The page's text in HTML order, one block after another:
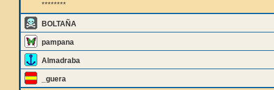
********
BOLTAÑA
pampana
Almadraba
_guera